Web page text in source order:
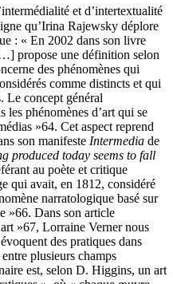
et d’intertextualité
qu’Irina Rajewsky déplore
: « En 2002 dans son livre
propose une définition selon
des phénomènes qui
comme distincts et qui
Le concept général
les phénomènes d’art qui se
»64. Cet aspect reprend
son manifeste Intermedia de
produced today seems to fall
au poète et critique
qui avait, en 1812, considéré
narratologique basé sur
»66. Dans son article
»67, Lorraine Verner nous
évoquent des pratiques dans
plusieurs champs
est, selon D. Higgins, un art